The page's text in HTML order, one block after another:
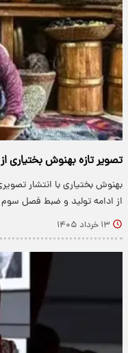
تصویر تازه بهنوش بختیاری از
بهنوش بختیاری با انتشار
از ادامه تولید و ضبط فصل
۱۳ خرداد ۱۴۰۵